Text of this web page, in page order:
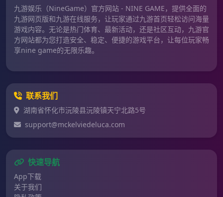
九游娱乐（NineGame）官方网站 - NINE GAME，提供全面的
九游网页版和九游在线服务，让玩家通过九游首页轻松访问海量
游戏内容。无论是热门体育、最新活动，还是社区互动，九游官
方网站都为您打造安全、稳定、便捷的游戏平台，让每位玩家畅
享nine game的无限乐趣。
联系我们
湖南省怀化市沅陵县沅陵镇天宁北路5号
support@mckelviedeluca.com
快速导航
App下载
关于我们